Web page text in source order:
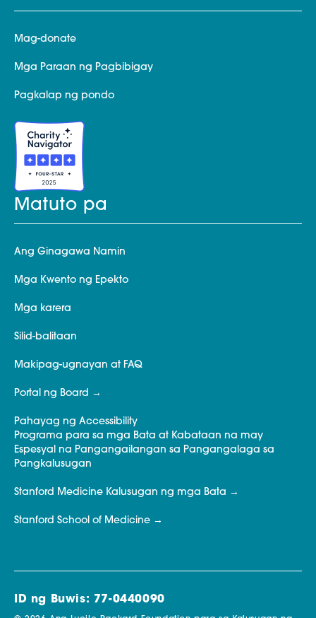
Mag-donate
Mga Paraan ng Pagbibigay
Pagkalap ng pondo
Matuto pa
Ang Ginagawa Namin
Mga Kwento ng Epekto
Mga karera
Silid-balitaan
Makipag-ugnayan at FAQ
Portal ng Board
Pahayag ng Accessibility
Programa para sa mga Bata at Kabataan na may
Espesyal na Pangangailangan sa Pangangalaga sa
Pangkalusugan
Stanford Medicine Kalusugan ng mga Bata
Stanford School of Medicine
ID ng Buwis: 77-0440090